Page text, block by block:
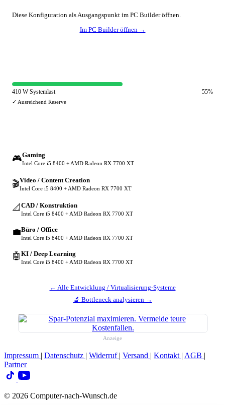
Diese Konfiguration als Ausgangspunkt im PC Builder öffnen.
Im PC Builder öffnen →
410 W Systemlast 55%
✓ Ausreichend Reserve
🎮Gaming
Intel Core i5 8400 + AMD Radeon RX 7700 XT
🎬Video / Content Creation
Intel Core i5 8400 + AMD Radeon RX 7700 XT
📐 CAD / Konstruktion
Intel Core i5 8400 + AMD Radeon RX 7700 XT
💼Büro / Office
Intel Core i5 8400 + AMD Radeon RX 7700 XT
🤖 KI / Deep Learning
Intel Core i5 8400 + AMD Radeon RX 7700 XT
← Alle Entwicklung / Virtualisierung-Systeme
🔬 Bottleneck analysieren →
Anzeige
Impressum | Datenschutz | Widerruf | Versand | Kontakt | AGB |
Partner
© 2026 Computer-nach-Wunsch.de